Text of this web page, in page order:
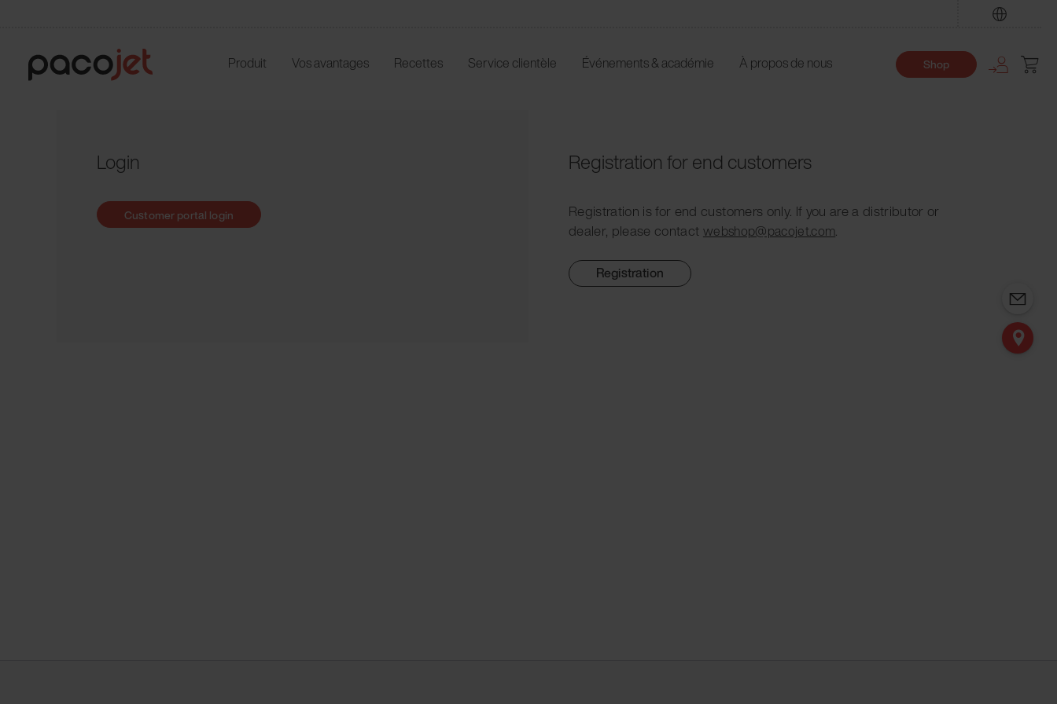
Produit Vos avantages Recettes Service clientèle Événements & académie À propos de nous Shop
Login
Customer portal login
Registration for end customers
Registration is for end customers only. If you are a distributor or
dealer, please contact webshop@pacojet.com.
Registration